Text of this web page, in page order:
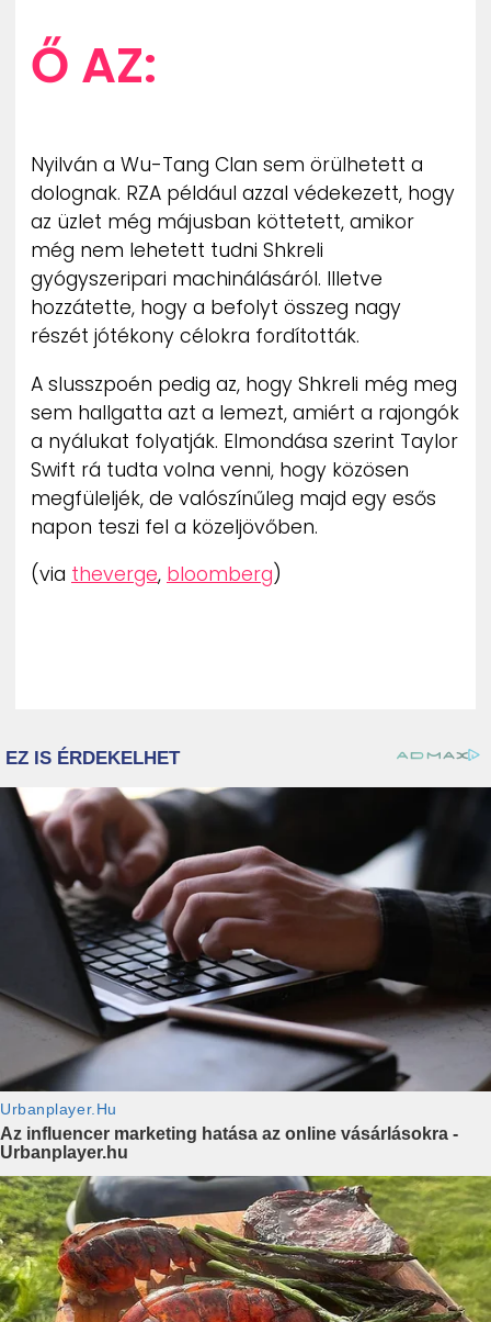
Ő AZ:
Nyilván a Wu-Tang Clan sem örülhetett a
dolognak. RZA például azzal védekezett, hogy
az üzlet még májusban köttetett, amikor
még nem lehetett tudni Shkreli
gyógyszeripari machinálásáról. Illetve
hozzátette, hogy a befolyt összeg nagy
részét jótékony célokra fordították.
A slusszpoén pedig az, hogy Shkreli még meg
sem hallgatta azt a lemezt, amiért a rajongók
a nyálukat folyatják. Elmondása szerint Taylor
Swift rá tudta volna venni, hogy közösen
megfüleljék, de valószínűleg majd egy esős
napon teszi fel a közeljövőben.
(via theverge, bloomberg)